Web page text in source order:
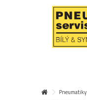
Pneumatiky